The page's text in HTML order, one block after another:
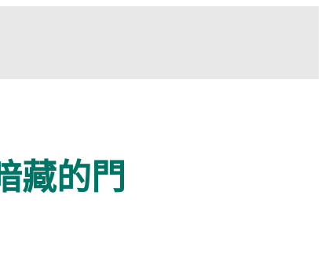
藏的門